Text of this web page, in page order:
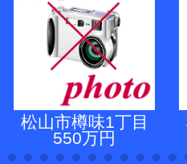
松山市樽味1丁目
550万円